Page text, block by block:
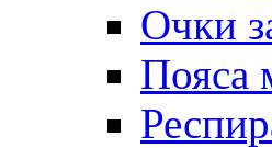
Очки
Пояса